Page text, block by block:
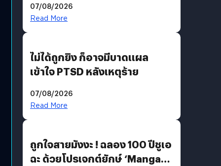
07/08/2026
Read More
ไม่ได้ถูกยิง ก็อาจมีบาดแผล
เข้าใจ PTSD หลังเหตุร้าย
07/08/2026
Read More
ถูกใจสายมังงะ ! ฉลอง 100 ปีชูเอ
ฉะ ด้วยโปรเจกต์ยักษ์ ‘Manga